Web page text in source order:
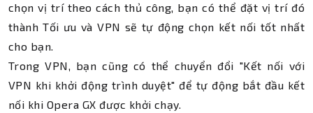
chọn vị trí theo cách thủ công, bạn có thể đặt vị trí đó
thành Tối ưu và VPN sẽ tự động chọn kết nối tốt nhất
cho bạn.
Trong VPN, bạn cũng có thể chuyển đổi "Kết nối với
VPN khi khởi động trình duyệt" để tự động bắt đầu kết
nối khi Opera GX được khởi chạy.